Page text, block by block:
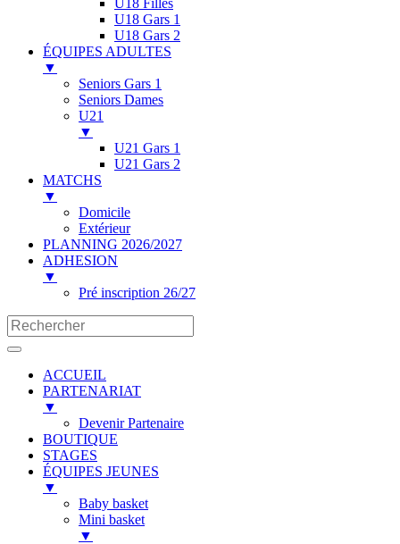
U18 Gars 1
U18 Gars 2
ÉQUIPES ADULTES
▼
Seniors Gars 1
Seniors Dames
U21
▼
U21 Gars 1
U21 Gars 2
MATCHS
▼
Domicile
Extérieur
PLANNING 2026/2027
ADHESION
▼
Pré inscription 26/27
ACCUEIL
PARTENARIAT
▼
Devenir Partenaire
BOUTIQUE
STAGES
ÉQUIPES JEUNES
▼
Baby basket
Mini basket
▼